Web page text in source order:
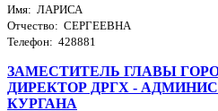
Имя: ЛАРИСА
Отчество: СЕРГЕЕВНА
Телефон: 428881
ЗАМЕСТИТЕЛЬ ГЛАВЫ
ДИРЕКТОР ДРГХ -
КУРГАНА